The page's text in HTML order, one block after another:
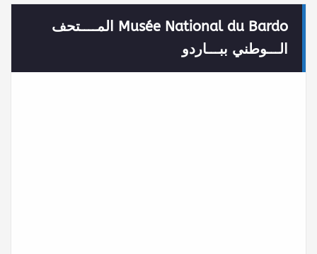
Musée National du Bardo المــــتحف
الـــوطني ببـــاردو